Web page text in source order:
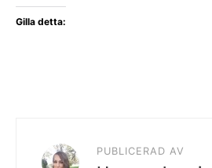
Gilla detta:
PUBLICERAD AV